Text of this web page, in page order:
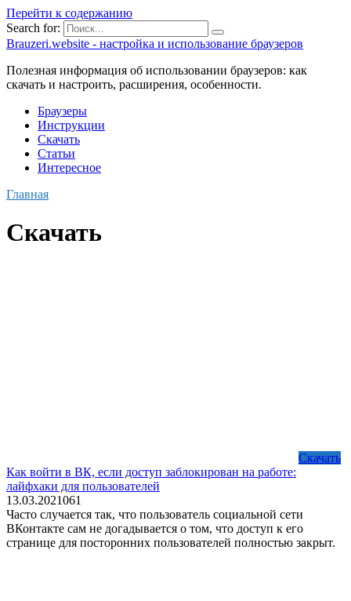
Перейти к содержанию
Search for:
Brauzeri.website - настройка и использование браузеров
Полезная информация об использовании браузеров: как
скачать и настроить, расширения, особенности.
Браузеры
Инструкции
Скачать
Статьи
Интересное
Главная
Скачать
Скачать
Как войти в ВК, если доступ заблокирован на работе:
лайфхаки для пользователей
13.03.2021061
Часто случается так, что пользователь социальной сети
ВКонтакте сам не догадывается о том, что доступ к его
странице для посторонних пользователей полностью закрыт.